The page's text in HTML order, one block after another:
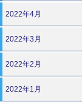
2022年4月
2022年3月
2022年2月
2022年1月